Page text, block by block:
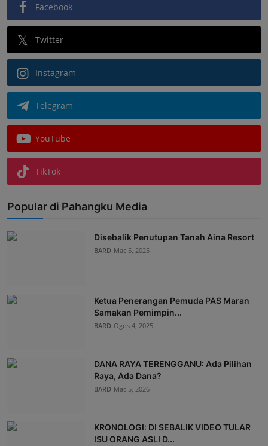
Facebook
Twitter
Instagram
Telegram
YouTube
TikTok
Popular di Pahangku Media
Disebalik Penutupan Tanah Aina Resort
BARD Mac 5, 2025
Ketua Penerangan Pemuda PAS Maran
Samakan Pemimpin...
BARD Ogos 4, 2025
DANA RAYA TERENGGANU: Ada Pilihan
Raya, Ada Dana?
BARD Mac 5, 2026
KRONOLOGI: DI SEBALIK VIDEO TULAR
ISU ORANG ASLI D...